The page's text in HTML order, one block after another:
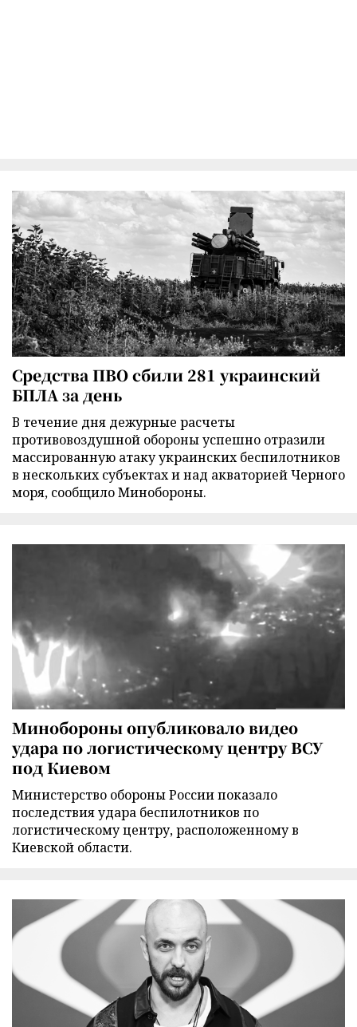
Средства ПВО сбили 281 украинский
БПЛА за день
В течение дня дежурные расчеты
противовоздушной обороны успешно отразили
массированную атаку украинских беспилотников
в нескольких субъектах и над акваторией Черного
моря, сообщило Минобороны.
Минобороны опубликовало видео
удара по логистическому центру ВСУ
под Киевом
Министерство обороны России показало
последствия удара беспилотников по
логистическому центру, расположенному в
Киевской области.